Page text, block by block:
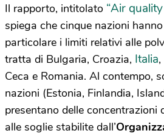
Il rapporto, intitolato “Air
spiega che cinque nazioni
particolare i limiti relativi alle
tratta di Bulgaria, Croazia, Italia
Ceca e Romania. Al contempo,
nazioni (Estonia, Finlandia,
presentano delle concentrazioni
alle soglie stabilite dall’